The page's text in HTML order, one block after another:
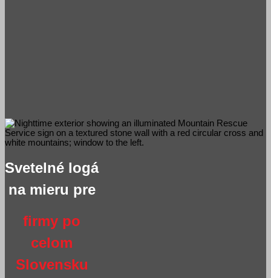
Svetelné logá
na mieru pre
firmy po
celom
Slovensku